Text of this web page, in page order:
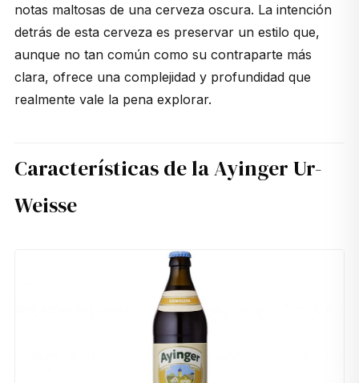
notas maltosas de una cerveza oscura. La intención
detrás de esta cerveza es preservar un estilo que,
aunque no tan común como su contraparte más
clara, ofrece una complejidad y profundidad que
realmente vale la pena explorar.
Características de la Ayinger Ur-
Weisse